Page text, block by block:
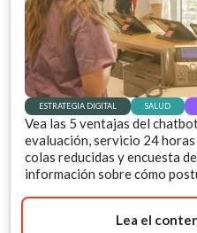
ESTRATEGIA DIGITAL SALUD
Vea las 5 ventajas del
evaluación, servicio 24 horas
colas reducidas y encuesta
información sobre cómo
Lea el